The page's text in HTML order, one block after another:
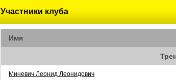
Участники клуба
Имя
Миневич Леонид Леонидович